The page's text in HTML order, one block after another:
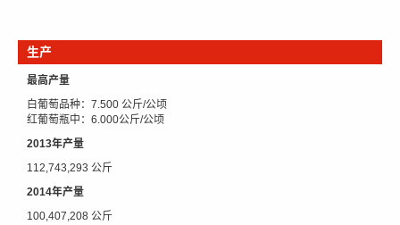
生产
最高产量
白葡萄品种：7.500 公斤/公顷
红葡萄瓶中：6.000公斤/公顷
2013年产量
112,743,293 公斤
2014年产量
100,407,208 公斤